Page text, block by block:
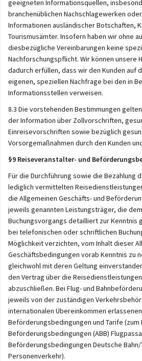
geeigneten Informationsquellen,
branchenüblichen Nachschlagewerken
Informationen ausländischer Botschaften,
Tourismusämter. Insofern haben wir ohne
diesbezügliche Vereinbarungen keine
Nachforschungspflicht. Wir können unsere
dadurch erfüllen, dass wir den Kunden auf
eigenen, speziellen Nachfrage bei den in
Informationsstellen verweisen.
8.3 Die vorstehenden Bestimmungen
der Information über Zollvorschriften,
Einreisevorschriften sowie bezüglich
Vorsorgemaßnahmen durch den Kunden
§9 Reiseveranstalter- und
Für die Durchführung sowie die Bezahlung
lediglich vermittelten
die Allgemeinen Geschäfts- und
jeweils genannten Leistungsträger, die
Buchungsvorgangs detailliert zur Kenntnis
bei telefonischen oder schriftlichen
Möglichkeit verzichten, vom Inhalt dieser
Geschäftsbedingungen vorab Kenntnis zu
gleichwohl mit deren Geltung
den Vertrag über die
abzuschließen. Bei Flug- und
jeweils von der zuständigen
internationalen Übereinkommen erlassenen
Beförderungsbedingungen und Tarife (zum
Beförderungsbedingungen (ABB)
Beförderungsbedingungen Deutsche
Personenverkehr).